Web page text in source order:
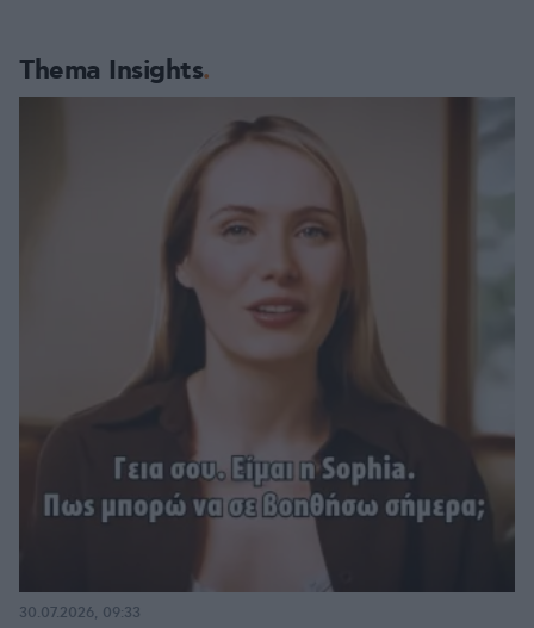
Thema Insights
30.07.2026, 09:33